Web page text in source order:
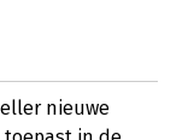
nieuwe